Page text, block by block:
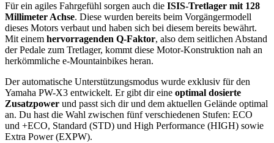
Für ein agiles Fahrgefühl sorgen auch die ISIS-Tretlager mit 128
Millimeter Achse. Diese wurden bereits beim Vorgängermodell
dieses Motors verbaut und haben sich bei diesem bereits bewährt.
Mit einem hervorragenden Q-Faktor, also dem seitlichen Abstand
der Pedale zum Tretlager, kommt diese Motor-Konstruktion nah an
herkömmliche e-Mountainbikes heran.
Der automatische Unterstützungsmodus wurde exklusiv für den
Yamaha PW-X3 entwickelt. Er gibt dir eine optimal dosierte
Zusatzpower und passt sich dir und dem aktuellen Gelände optimal
an. Du hast die Wahl zwischen fünf verschiedenen Stufen: ECO
und +ECO, Standard (STD) und High Performance (HIGH) sowie
Extra Power (EXPW).